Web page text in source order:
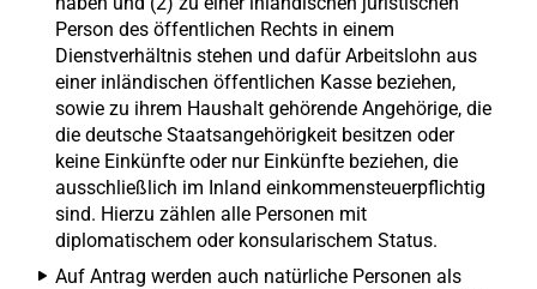
Person des öffentlichen Rechts in einem
Dienstverhältnis stehen und dafür Arbeitslohn aus
einer inländischen öffentlichen Kasse beziehen,
sowie zu ihrem Haushalt gehörende Angehörige, die
die deutsche Staatsangehörigkeit besitzen oder
keine Einkünfte oder nur Einkünfte beziehen, die
ausschließlich im Inland einkommensteuerpflichtig
sind. Hierzu zählen alle Personen mit
diplomatischem oder konsularischem Status.
Auf Antrag werden auch natürliche Personen als